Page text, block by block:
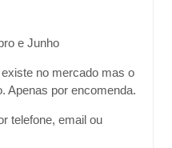
e Junho
no mercado mas o
Apenas por encomenda.
telefone, email ou